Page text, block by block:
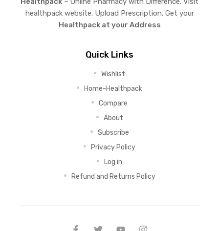
healthpack website. Upload Prescription. Get your
Healthpack at your Address
Quick Links
Wishlist
Home-Healthpack
Compare
About
Subscribe
Privacy Policy
Log in
Refund and Returns Policy